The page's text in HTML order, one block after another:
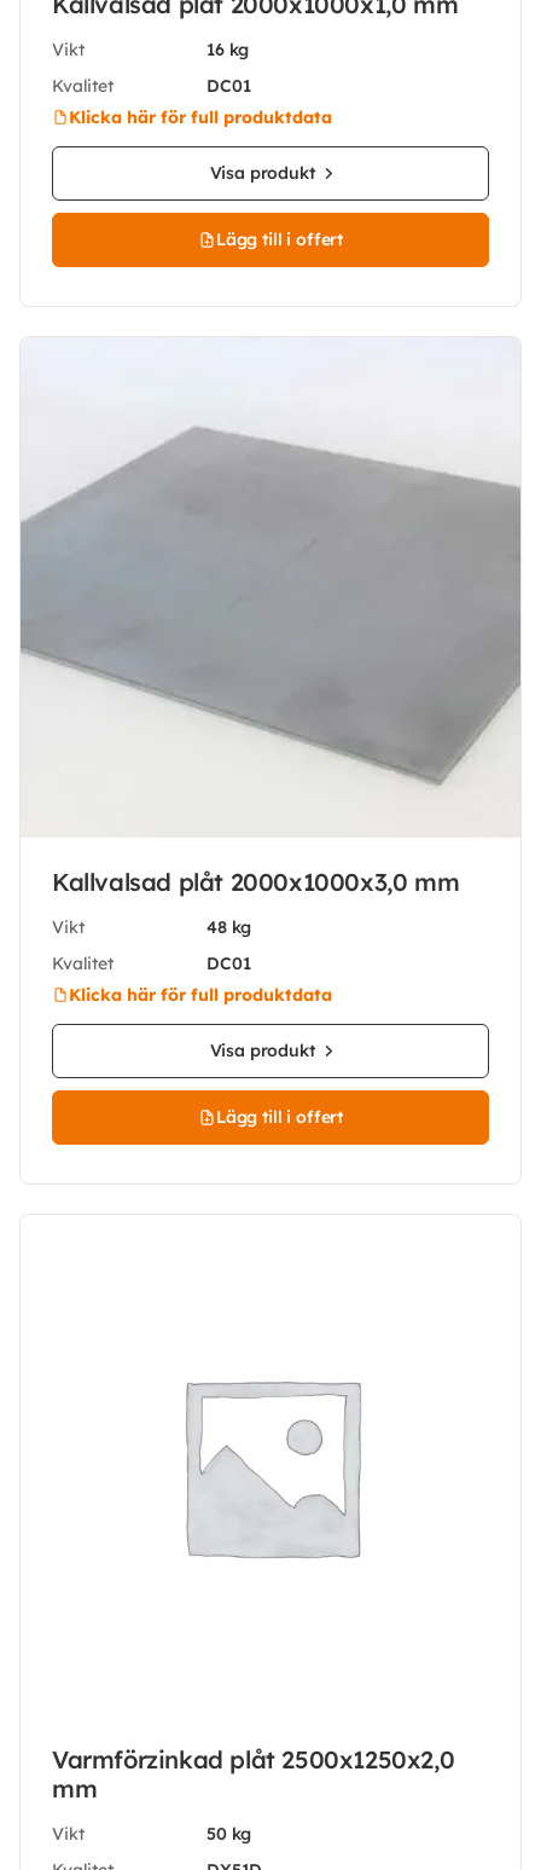
Vikt
16 kg
Kvalitet
DC01
Klicka här för full produktdata
Visa produkt
Lägg till i offert
Kallvalsad plåt 2000x1000x3,0 mm
Vikt
48 kg
Kvalitet
DC01
Klicka här för full produktdata
Visa produkt
Lägg till i offert
Varmförzinkad plåt 2500x1250x2,0
mm
Vikt
50 kg